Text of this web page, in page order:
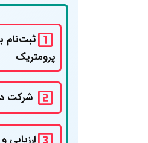
ثبت‌نام
پرومتریک
شرکت
ارزیابی